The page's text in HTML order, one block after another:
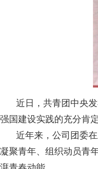
近日，共青团中央
强国建设实践的充分肯定
近年来，公司团委
凝聚青年、组织动员青